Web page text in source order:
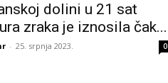
dolini u 21 sat
zraka je iznosila čak...
- 25. srpnja 2023. 0